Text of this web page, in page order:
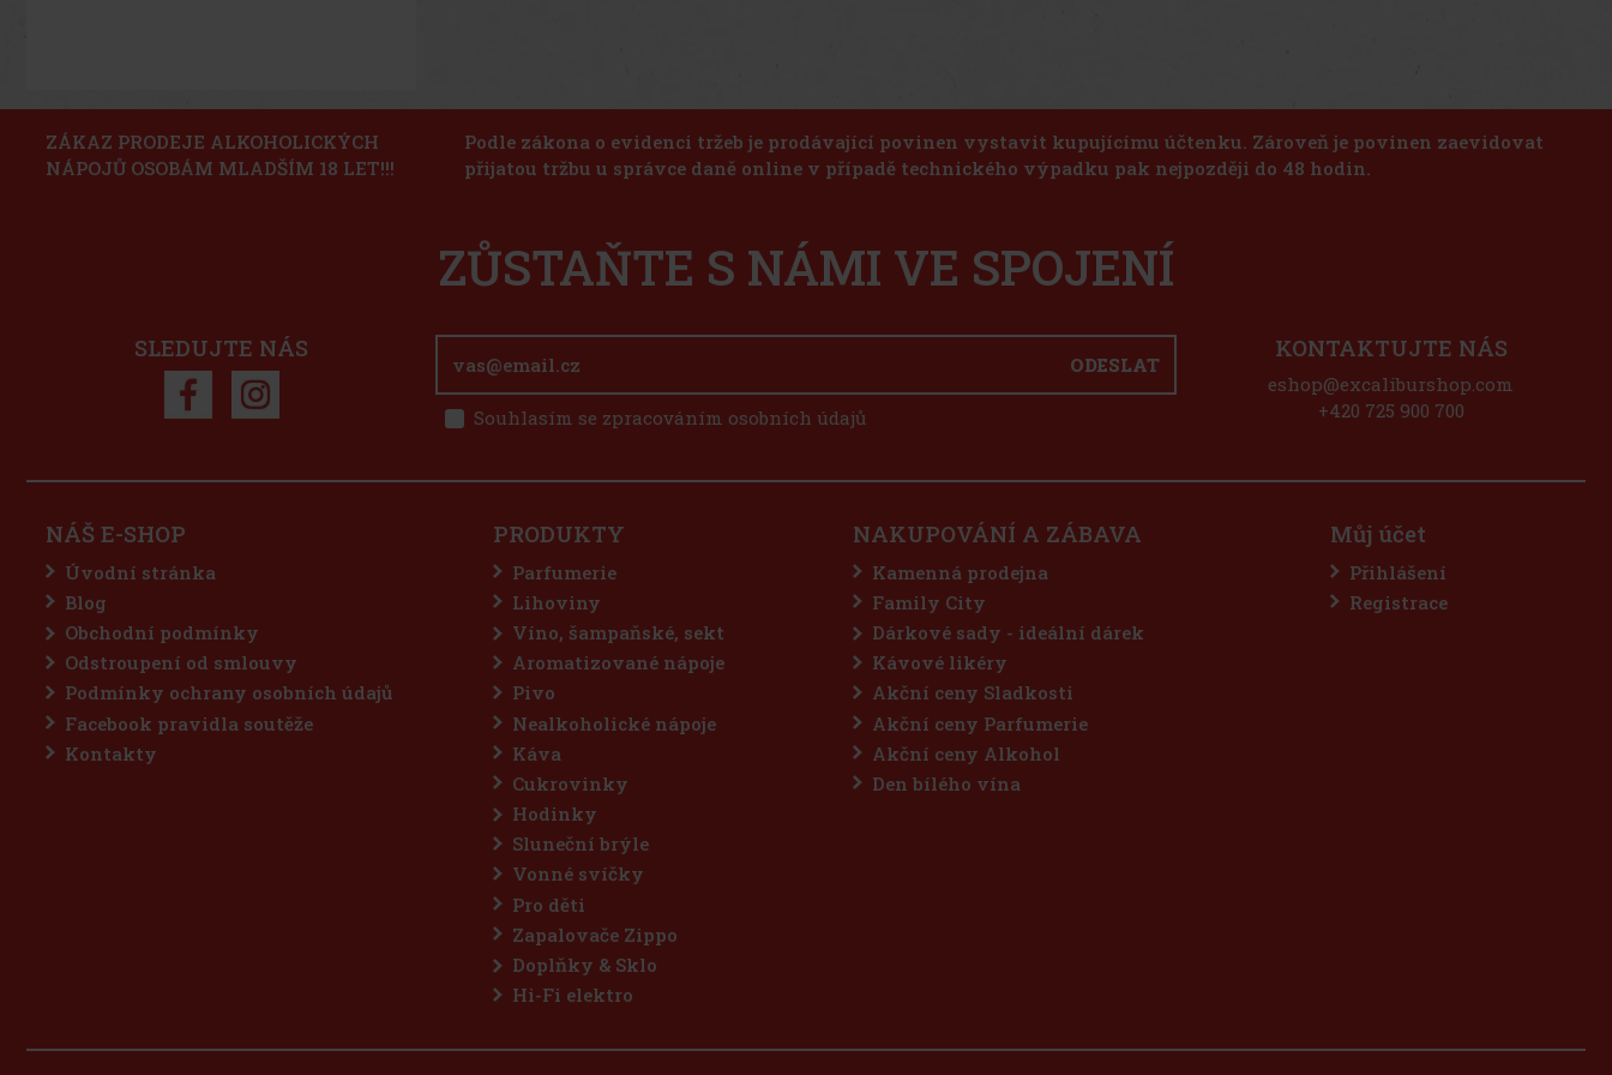
ZÁKAZ PRODEJE ALKOHOLICKÝCH
NÁPOJŮ OSOBÁM MLADŠÍM 18 LET!!!
Podle zákona o evidenci tržeb je prodávající povinen vystavit kupujícímu účtenku. Zároveň je povinen zaevidovat
přijatou tržbu u správce daně online v případě technického výpadku pak nejpozději do 48 hodin.
ZŮSTAŇTE S NÁMI VE SPOJENÍ
SLEDUJTE NÁS
ODESLAT
Souhlasím se zpracováním osobních údajů
KONTAKTUJTE NÁS
eshop@excaliburshop.com
+420 725 900 700
NÁŠ E-SHOP
Úvodní stránka
Blog
Obchodní podmínky
Odstroupení od smlouvy
Podmínky ochrany osobních údajů
Facebook pravidla soutěže
Kontakty
PRODUKTY
Parfumerie
Lihoviny
Víno, šampaňské, sekt
Aromatizované nápoje
Pivo
Nealkoholické nápoje
Káva
Cukrovinky
Hodinky
Sluneční brýle
Vonné svíčky
Pro děti
Zapalovače Zippo
Doplňky & Sklo
Hi-Fi elektro
NAKUPOVÁNÍ A ZÁBAVA
Kamenná prodejna
Family City
Dárkové sady - ideální dárek
Kávové likéry
Akční ceny Sladkosti
Akční ceny Parfumerie
Akční ceny Alkohol
Den bílého vína
Můj účet
Přihlášení
Registrace